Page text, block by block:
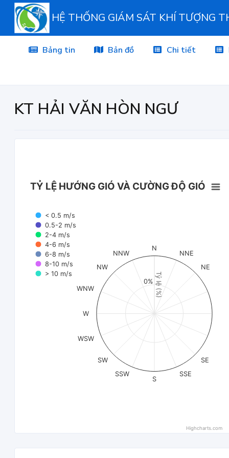
HỆ THỐNG GIÁM SÁT KHÍ TƯỢNG
Bảng tin Bản đồ Chi tiết
KT HẢI VĂN HÒN NGƯ
Tỷ lệ (%)
TỶ LỆ HƯỚNG GIÓ VÀ CƯỜNG ĐỘ GIÓ
< 0.5 m/s
0.5-2 m/s
2-4 m/s
4-6 m/s
6-8 m/s
8-10 m/s
> 10 m/s
N
NNE
NE
SE
SSE
S
SSW
SW
WSW
W
WNW
NW
NNW
0%
Highcharts.com